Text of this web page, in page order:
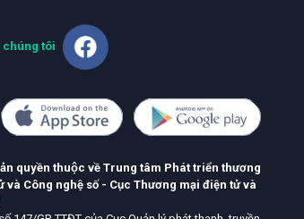
chúng tôi
quyền thuộc về Trung tâm Phát triển thương
và Công nghệ số - Cục Thương mại điện tử và